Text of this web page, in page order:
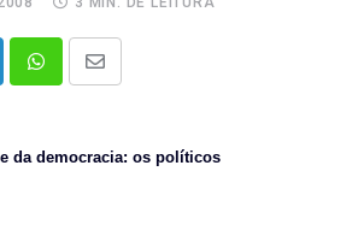
WhatsappShare
da democracia: os políticos